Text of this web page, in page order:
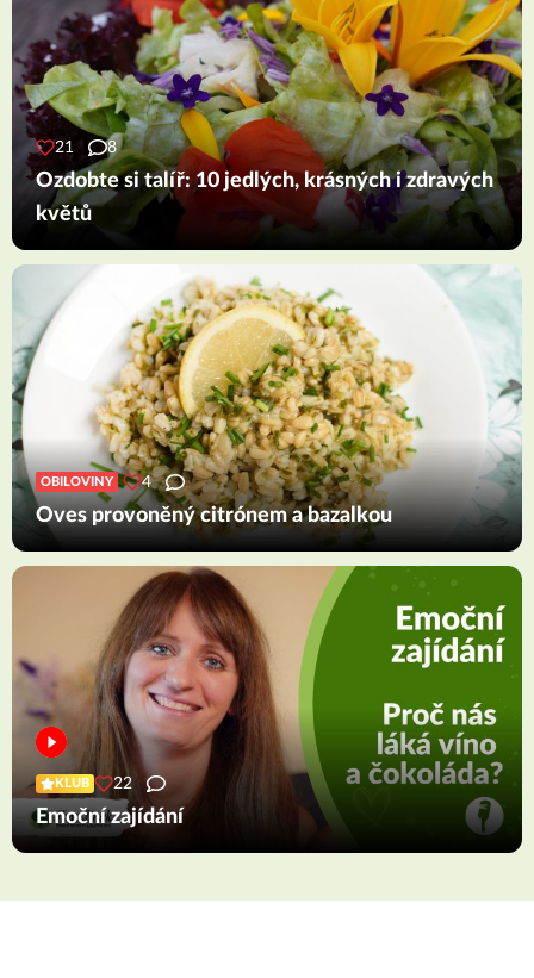
21 8
Ozdobte si talíř: 10 jedlých, krásných i zdravých
květů
OBILOVINY 4
Oves provoněný citrónem a bazalkou
KLUB 22
Emoční zajídání